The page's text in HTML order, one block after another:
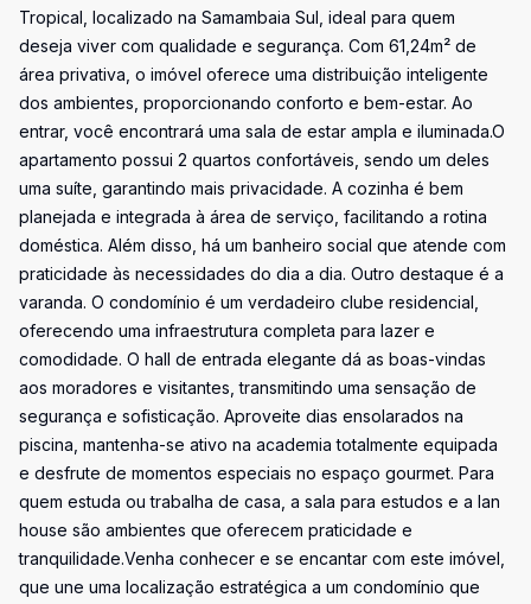
Tropical, localizado na Samambaia Sul, ideal para quem
deseja viver com qualidade e segurança. Com 61,24m² de
área privativa, o imóvel oferece uma distribuição inteligente
dos ambientes, proporcionando conforto e bem-estar. Ao
entrar, você encontrará uma sala de estar ampla e iluminada.O
apartamento possui 2 quartos confortáveis, sendo um deles
uma suíte, garantindo mais privacidade. A cozinha é bem
planejada e integrada à área de serviço, facilitando a rotina
doméstica. Além disso, há um banheiro social que atende com
praticidade às necessidades do dia a dia. Outro destaque é a
varanda. O condomínio é um verdadeiro clube residencial,
oferecendo uma infraestrutura completa para lazer e
comodidade. O hall de entrada elegante dá as boas-vindas
aos moradores e visitantes, transmitindo uma sensação de
segurança e sofisticação. Aproveite dias ensolarados na
piscina, mantenha-se ativo na academia totalmente equipada
e desfrute de momentos especiais no espaço gourmet. Para
quem estuda ou trabalha de casa, a sala para estudos e a lan
house são ambientes que oferecem praticidade e
tranquilidade.Venha conhecer e se encantar com este imóvel,
que une uma localização estratégica a um condomínio que